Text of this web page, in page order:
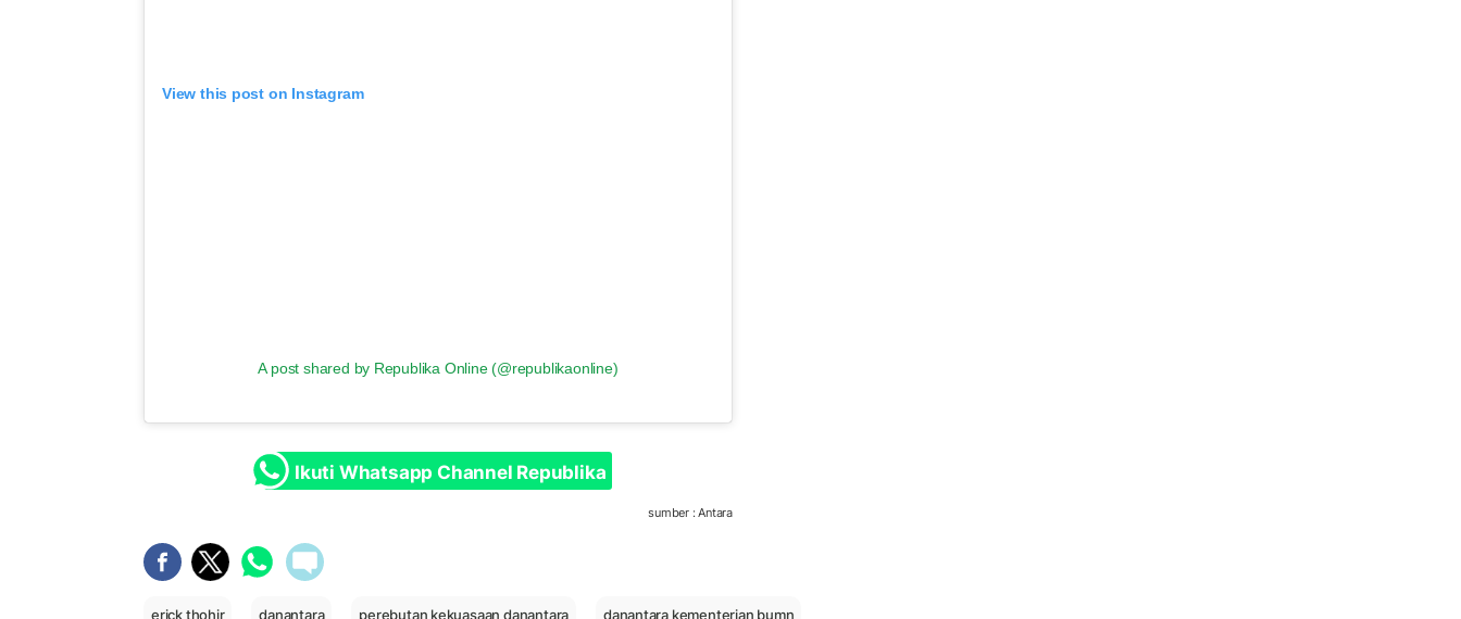
View this post on Instagram
A post shared by Republika Online (@republikaonline)
Ikuti Whatsapp Channel Republika
sumber : Antara
erick thohir danantara perebutan kekuasaan danantara danantara kementerian bumn